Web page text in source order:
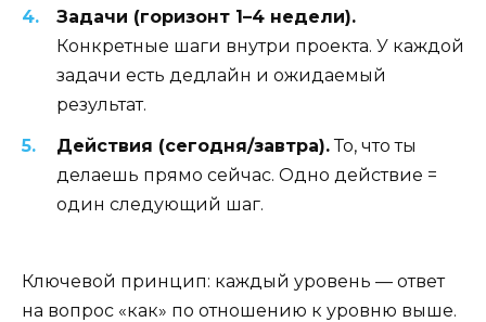
Задачи (горизонт 1–4 недели).
Конкретные шаги внутри проекта. У каждой
задачи есть дедлайн и ожидаемый
результат.
Действия (сегодня/завтра).То, что ты
делаешь прямо сейчас. Одно действие =
один следующий шаг.
Ключевой принцип: каждый уровень — ответ
на вопрос «как» по отношению к уровню выше.